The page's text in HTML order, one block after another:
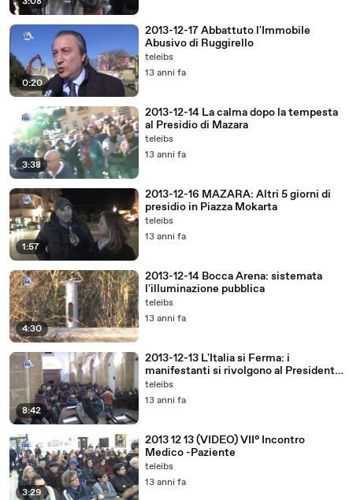
0:20
2013-12-17 Abbattuto l'Immobile
Abusivo di Ruggirello
teleibs
13 anni fa
3:38
2013-12-14 La calma dopo la tempesta
al Presidio di Mazara
teleibs
13 anni fa
1:57
2013-12-16 MAZARA: Altri 5 giorni di
presidio in Piazza Mokarta
teleibs
13 anni fa
4:30
2013-12-14 Bocca Arena: sistemata
l'illuminazione pubblica
teleibs
13 anni fa
8:42
2013-12-13 L'Italia si Ferma: i
manifestanti si rivolgono al Presidente
del Consiglio Pietro Marino
teleibs
13 anni fa
3:29
2013 12 13 (VIDEO) VII° Incontro
Medico -Paziente
teleibs
13 anni fa